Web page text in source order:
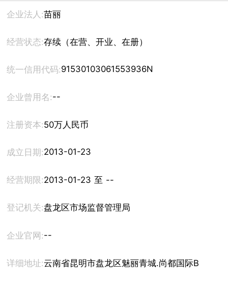
企业法人:苗丽
经营状态:存续（在营、开业、在册）
统一信用代码:91530103061553936N
企业曾用名:--
注册资本:50万人民币
成立日期:2013-01-23
经营期限: 2013-01-23 至 --
登记机关:盘龙区市场监督管理局
企业官网:--
详细地址:云南省昆明市盘龙区魅丽青城.尚都国际B座807